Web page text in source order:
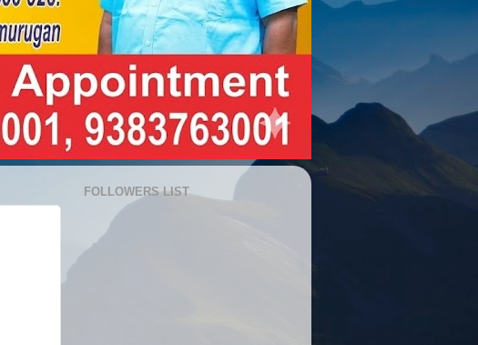
FOLLOWERS LIST